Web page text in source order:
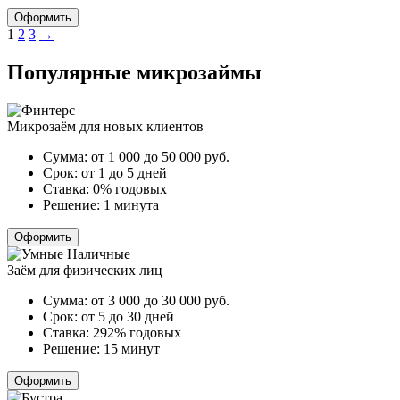
Оформить
Пагинация
1 2 3 →
Популярные микрозаймы
Микрозаём для новых клиентов
Сумма: от 1 000 до 50 000 руб.
Срок: от 1 до 5 дней
Ставка: 0% годовых
Решение: 1 минута
Оформить
Заём для физических лиц
Сумма: от 3 000 до 30 000 руб.
Срок: от 5 до 30 дней
Ставка: 292% годовых
Решение: 15 минут
Оформить